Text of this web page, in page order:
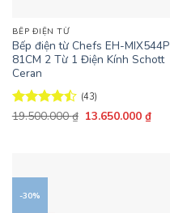
BẾP ĐIỆN TỪ
Bếp điện từ Chefs EH-MIX544P
81CM 2 Từ 1 Điện Kính Schott
Ceran
Được xếp
(43)
19.500.000₫ Giá
13.650.000 ₫Giá
hiện
-30%